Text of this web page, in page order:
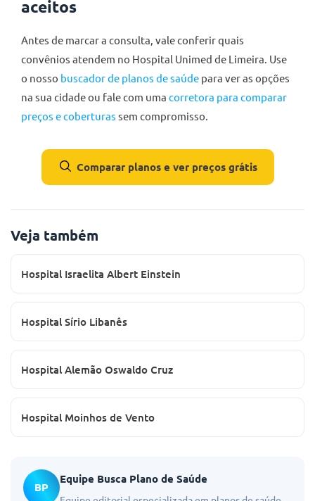
aceitos
Antes de marcar a consulta, vale conferir quais
convênios atendem no Hospital Unimed de Limeira. Use
o nosso buscador de planos de saúde para ver as opções
na sua cidade ou fale com uma corretora para comparar
preços e coberturas sem compromisso.
Comparar planos e ver preços grátis
Veja também
Hospital Israelita Albert Einstein
Hospital Sírio Libanês
Hospital Alemão Oswaldo Cruz
Hospital Moinhos de Vento
BP
Equipe Busca Plano de Saúde